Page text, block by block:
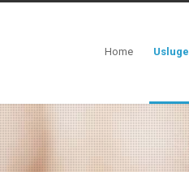
Home Usluge